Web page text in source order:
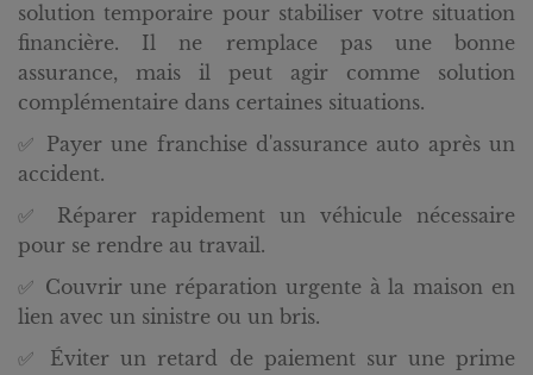
solution temporaire pour stabiliser votre situation
financière. Il ne remplace pas une bonne
assurance, mais il peut agir comme solution
complémentaire dans certaines situations.
✅ Payer une franchise d'assurance auto après un
accident.
✅ Réparer rapidement un véhicule nécessaire
pour se rendre au travail.
✅ Couvrir une réparation urgente à la maison en
lien avec un sinistre ou un bris.
✅ Éviter un retard de paiement sur une prime